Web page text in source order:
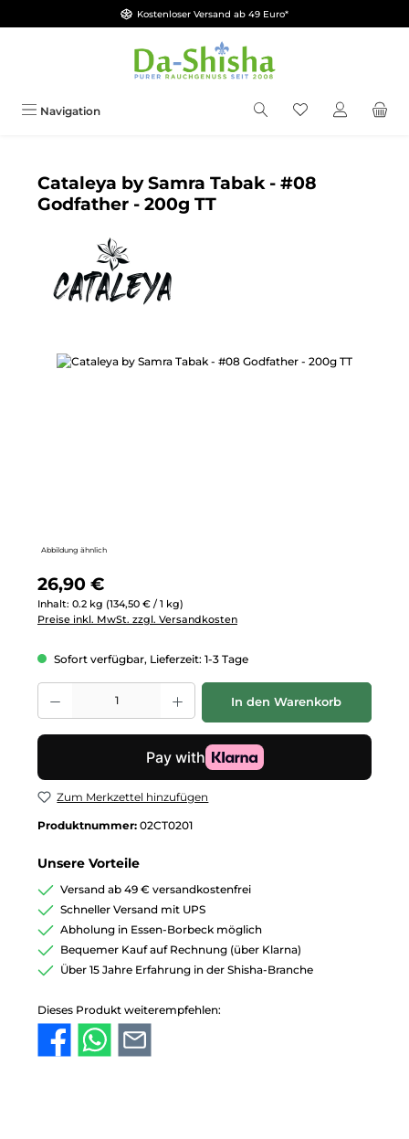
Zum Hauptinhalt springenKostenloser Versand ab 49 Euro*
Navigation Du hast 0
Cataleya by Samra Tabak - #08
Godfather - 200g TT
Bildergalerie überspringen
Abbildung ähnlich
Regulärer Preis:
26,90 €
Inhalt: 0.2 kg (134,50 € / 1 kg)
Preise inkl. MwSt. zzgl. Versandkosten
Sofort verfügbar, Lieferzeit: 1-3 Tage
Produkt Anzahl: Gib den gewünschten Wert ein oder benutze die
In den Warenkorb
Zum Merkzettel hinzufügen
Produktnummer: 02CT0201
Unsere Vorteile
Versand ab 49 € versandkostenfrei
Schneller Versand mit UPS
Abholung in Essen-Borbeck möglich
Bequemer Kauf auf Rechnung (über Klarna)
Über 15 Jahre Erfahrung in der Shisha-Branche
Dieses Produkt weiterempfehlen: